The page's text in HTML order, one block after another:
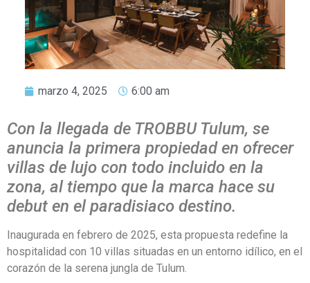
marzo 4, 2025 6:00 am
Con la llegada de TROBBU Tulum, se
anuncia la primera propiedad en ofrecer
villas de lujo con todo incluido en la
zona, al tiempo que la marca hace su
debut en el paradisiaco destino.
Inaugurada en febrero de 2025, esta propuesta redefine la
hospitalidad con 10 villas situadas en un entorno idílico, en el
corazón de la serena jungla de Tulum.